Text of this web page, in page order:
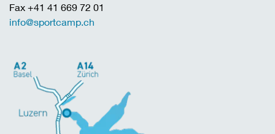
Fax +41 41 669 72 01
info@sportcamp.ch